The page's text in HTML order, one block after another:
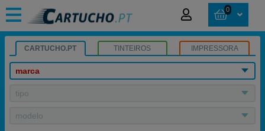
0
CARTUCHO.PT TINTEIROS IMPRESSORA
marca
tipo
modelo